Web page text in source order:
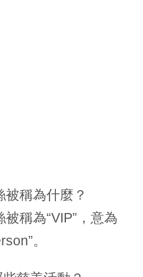
稱為什麼？
稱為“VIP”，意為
。